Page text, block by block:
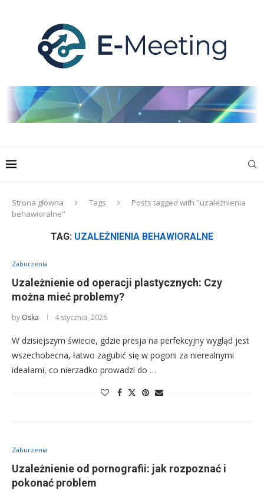
Strona główna Tags
Posts tagged with "uzależnienia
behawioralne"
TAG: UZALEŻNIENIA BEHAWIORALNE
Zaburzenia
Uzależnienie od operacji plastycznych: Czy
można mieć problemy?
by Oska 4 stycznia, 2026
W dzisiejszym świecie, gdzie presja na perfekcyjny wygląd jest
wszechobecna, łatwo zagubić się w pogoni za nierealnymi
ideałami, co nierzadko prowadzi do …
Zaburzenia
Uzależnienie od pornografii: jak rozpoznać i
pokonać problem